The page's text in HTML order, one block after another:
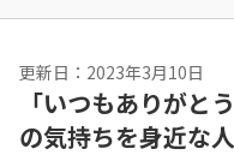
更新日：2023年3月10日
「いつもありがと
の気持ちを身近な